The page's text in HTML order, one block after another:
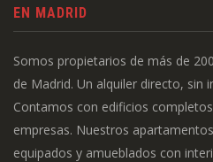
EN MADRID
Somos propietarios de más de
de Madrid. Un alquiler directo, sin
Contamos con edificios
empresas. Nuestros
equipados y amueblados con